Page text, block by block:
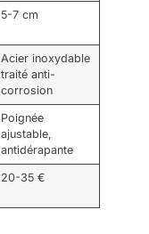
5-7 cm
Acier inoxydable
traité anti-
corrosion
Poignée
ajustable,
antidérapante
20-35 €